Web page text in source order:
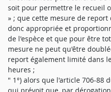
soit pour permettre le recueil
» ; que cette mesure de
donc appropriée et
de l'espèce et que pour être
mesure ne peut qu'être
report également limité dans
heures ;
" 1°) alors que l'article 706-88